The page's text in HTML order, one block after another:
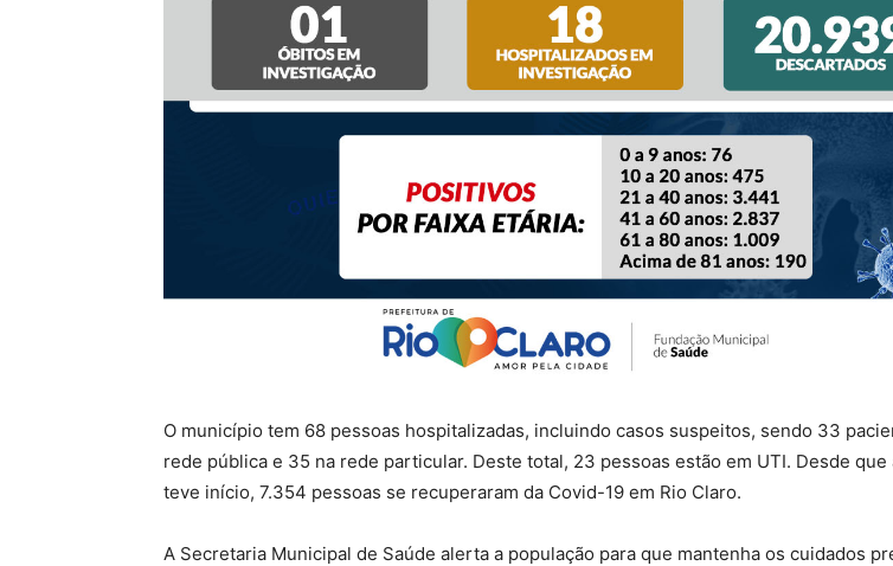
O município tem 68 pessoas hospitalizadas, incluindo casos suspeitos, sendo 33
rede pública e 35 na rede particular. Deste total, 23 pessoas estão em UTI. Desde que
teve início, 7.354 pessoas se recuperaram da Covid-19 em Rio Claro.
A Secretaria Municipal de Saúde alerta a população para que mantenha os cuidados